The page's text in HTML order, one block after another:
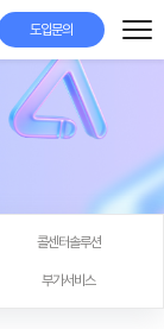
도입문의
콜센터솔루션
부가서비스